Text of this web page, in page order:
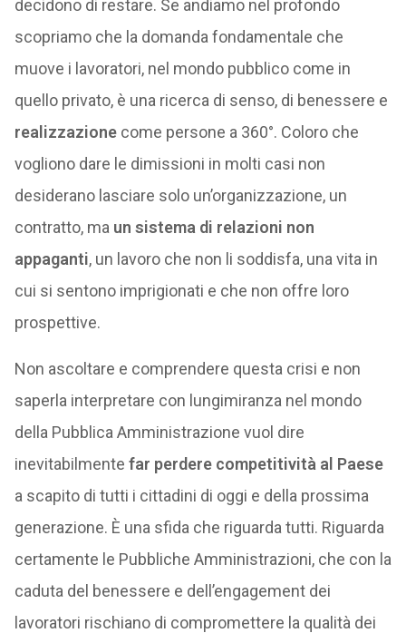
decidono di restare. Se andiamo nel profondo
scopriamo che la domanda fondamentale che
muove i lavoratori, nel mondo pubblico come in
quello privato, è una ricerca di senso, di benessere e
realizzazionecome persone a 360°. Coloro che
vogliono dare le dimissioni in molti casi non
desiderano lasciare solo un’organizzazione, un
contratto, ma un sistema di relazioni non
appaganti, un lavoro che non li soddisfa, una vita in
cui si sentono imprigionati e che non offre loro
prospettive.
Non ascoltare e comprendere questa crisi e non
saperla interpretare con lungimiranza nel mondo
della Pubblica Amministrazione vuol dire
inevitabilmente far perdere competitività al Paese
a scapito di tutti i cittadini di oggi e della prossima
generazione. È una sfida che riguarda tutti. Riguarda
certamente le Pubbliche Amministrazioni, che con la
caduta del benessere e dell’engagement dei
lavoratori rischiano di compromettere la qualità dei